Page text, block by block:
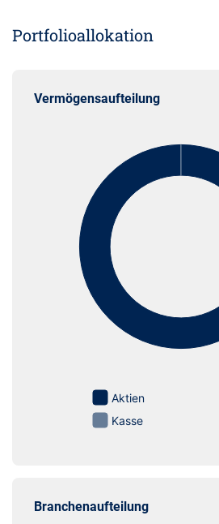
Portfolioallokation
Vermögensaufteilung
Branchenaufteilung